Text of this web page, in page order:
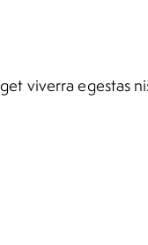
viverra egestas